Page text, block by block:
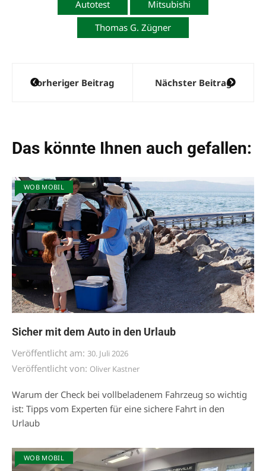
Autotest
Mitsubishi
Thomas G. Zügner
Beitragsnavigation
Vorheriger Beitrag Nächster Beitrag
Das könnte Ihnen auch gefallen:
WOB MOBIL
Sicher mit dem Auto in den Urlaub
Veröffentlicht am: 30. Juli 2026
Veröffentlicht von: Oliver Kastner
Warum der Check bei vollbeladenem Fahrzeug so wichtig
ist: Tipps vom Experten für eine sichere Fahrt in den
Urlaub
WOB MOBIL